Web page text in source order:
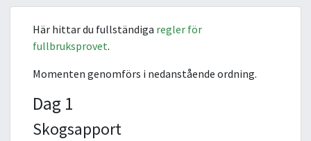
Här hittar du fullständiga regler för
fullbruksprovet.
Momenten genomförs i nedanstående ordning.
Dag 1
Skogsapport